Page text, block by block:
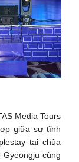
Media Tours
giữa sự tĩnh
tại chùa
cùng